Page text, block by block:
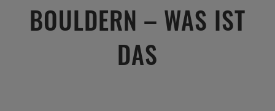
BOULDERN – WAS IST
DAS